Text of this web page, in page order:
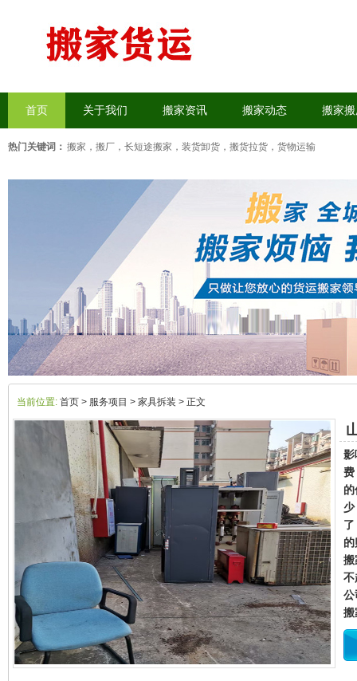
首页 关于我们 搬家资讯 搬家动态 搬家
热门关键词： 搬家，搬厂， 长短途搬家 ， 装货卸货， 搬货拉货， 货物运输
当前位置: 首页 > 服务项目 > 家具拆装 > 正文
影
费
搬
不
公
搬